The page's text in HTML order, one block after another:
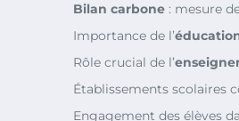
Bilan carbone : mesure
Importance de l’
Rôle crucial de l’
Établissements scolaires
Engagement des élèves